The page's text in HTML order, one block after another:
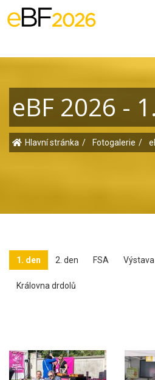
eBF 2026 -
Hlavní stránka Fotogalerie
1. den 2. den FSA Výstava
Královna drdolů